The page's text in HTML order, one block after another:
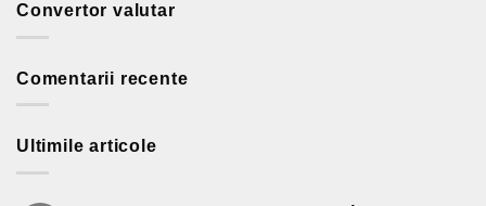
Convertor valutar
Comentarii recente
Ultimile articole